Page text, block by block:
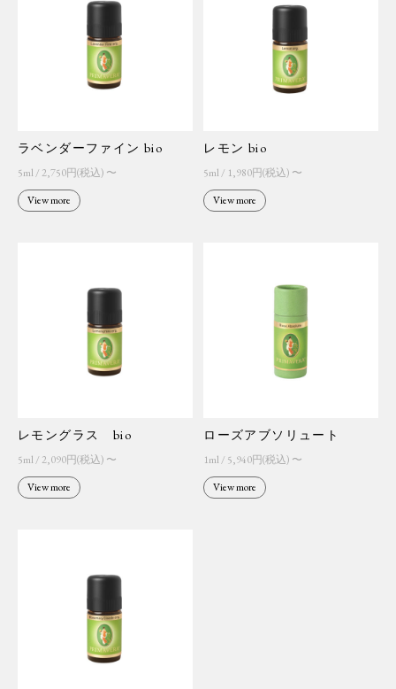
ラベンダーファイン bio
5ml / 2,750円(税込) 〜
View more
レモン bio
5ml / 1,980円(税込) 〜
View more
レモングラス bio
5ml / 2,090円(税込) 〜
View more
ローズアブソリュート
1ml / 5,940円(税込) 〜
View more